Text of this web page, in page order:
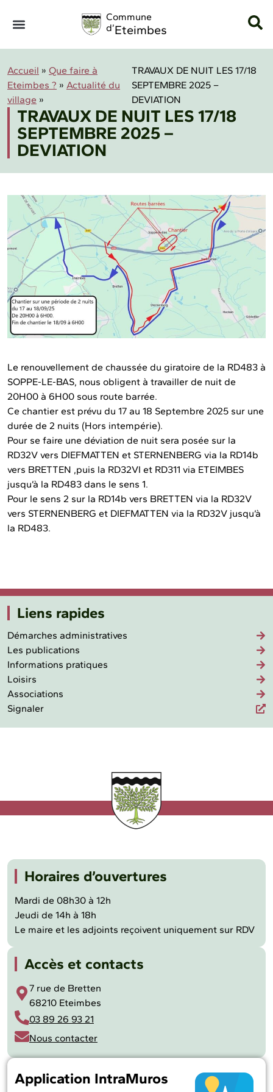
Commune
d’Eteimbes
Accueil » Que faire à
Eteimbes ? » Actualité du
village »
TRAVAUX DE NUIT LES 17/18
SEPTEMBRE 2025 –
DEVIATION
TRAVAUX DE NUIT LES 17/18
SEPTEMBRE 2025 –
DEVIATION
Le renouvellement de chaussée du giratoire de la RD483 à
SOPPE-LE-BAS, nous obligent à travailler de nuit de
20H00 à 6H00 sous route barrée.
Ce chantier est prévu du 17 au 18 Septembre 2025 sur une
durée de 2 nuits (Hors intempérie).
Pour se faire une déviation de nuit sera posée sur la
RD32V vers DIEFMATTEN et STERNENBERG via la RD14b
vers BRETTEN ,puis la RD32VI et RD311 via ETEIMBES
jusqu’à la RD483 dans le sens 1.
Pour le sens 2 sur la RD14b vers BRETTEN via la RD32V
vers STERNENBERG et DIEFMATTEN via la RD32V jusqu’à
la RD483.
Liens rapides
Démarches administratives
Les publications
Informations pratiques
Loisirs
Associations
Signaler
Horaires d’ouvertures
Mardi de 08h30 à 12h
Jeudi de 14h à 18h
Le maire et les adjoints reçoivent uniquement sur RDV
Accès et contacts
7 rue de Bretten
68210 Eteimbes
03 89 26 93 21
Nous contacter
Application IntraMuros